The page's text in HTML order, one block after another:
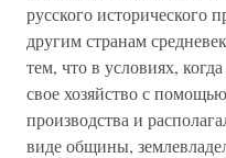
русского исторического
другим странам
тем, что в условиях,
свое хозяйство с
производства и
виде общины,